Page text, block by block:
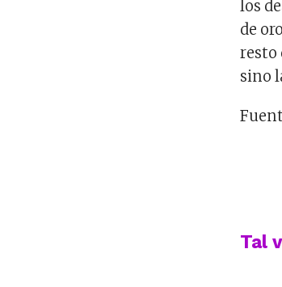
los
de
resto
sino
Tal